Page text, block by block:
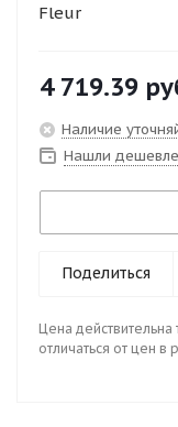
Fleur
4 719.39
Наличие
Нашли
Поделиться
Цена
отличаться от цен в